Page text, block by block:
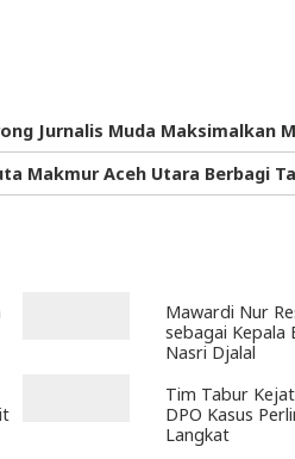
Jurnalis Muda Maksimalkan
Makmur Aceh Utara Berbagi
Mawardi Nur
sebagai Kepala
Nasri Djalal
Tim Tabur
DPO Kasus
Langkat